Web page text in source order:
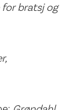
bratsj og